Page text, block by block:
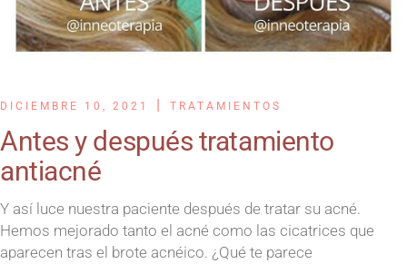
DICIEMBRE 10, 2021 TRATAMIENTOS
Antes y después tratamiento
antiacné
Y así luce nuestra paciente después de tratar su acné.
Hemos mejorado tanto el acné como las cicatrices que
aparecen tras el brote acnéico. ¿Qué te parece